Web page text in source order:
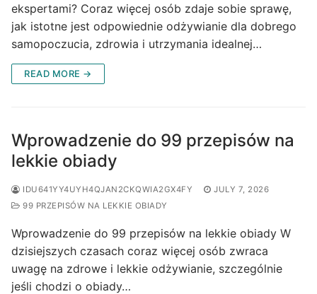
ekspertami? Coraz więcej osób zdaje sobie sprawę,
jak istotne jest odpowiednie odżywianie dla dobrego
samopoczucia, zdrowia i utrzymania idealnej…
READ MORE →
Wprowadzenie do 99 przepisów na
lekkie obiady
IDU641YY4UYH4QJAN2CKQWIA2GX4FY
JULY 7, 2026
99 PRZEPISÓW NA LEKKIE OBIADY
Wprowadzenie do 99 przepisów na lekkie obiady W
dzisiejszych czasach coraz więcej osób zwraca
uwagę na zdrowe i lekkie odżywianie, szczególnie
jeśli chodzi o obiady…